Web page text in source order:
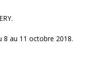
8 au 11 octobre 2018.